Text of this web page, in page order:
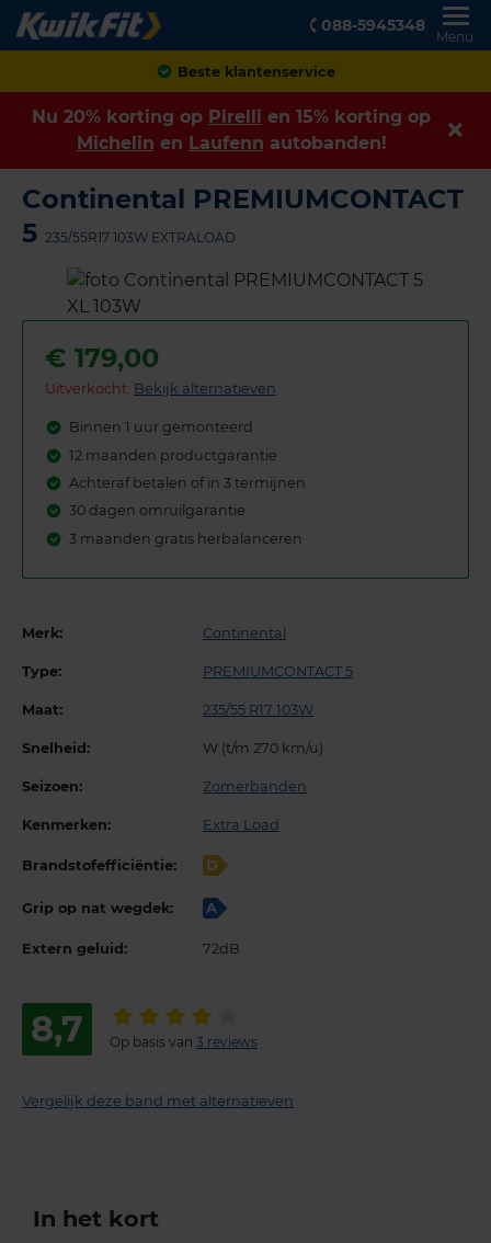
088-5945348
Menu
Achteraf betalen
Nu 20% korting op Pirelli en 15% korting op
Michelin en Laufenn autobanden!
Continental PREMIUMCONTACT
5 235/55R17 103W EXTRALOAD
€ 179,00
Uitverkocht: Bekijk alternatieven
Binnen 1 uur gemonteerd
12 maanden productgarantie
Achteraf betalen of in 3 termijnen
30 dagen omruilgarantie
3 maanden gratis herbalanceren
Merk: Continental
Type: PREMIUMCONTACT 5
Maat: 235/55 R17 103W
Snelheid: W (t/m 270 km/u)
Seizoen: Zomerbanden
Kenmerken: Extra Load
Brandstofefficiëntie: D
Grip op nat wegdek: A
Extern geluid: 72dB
8,7 Op basis van 3 reviews
Vergelijk deze band met alternatieven
In het kort